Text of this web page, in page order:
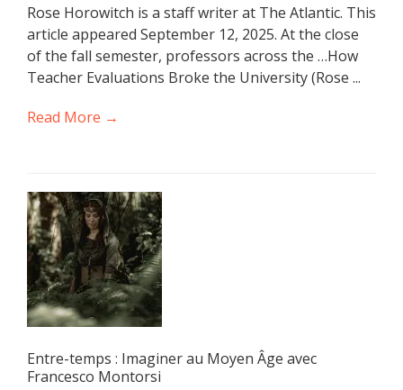
Rose Horowitch is a staff writer at The Atlantic. This
article appeared September 12, 2025. At the close
of the fall semester, professors across the …How
Teacher Evaluations Broke the University (Rose ...
Read More →
Entre-temps : Imaginer au Moyen Âge avec
Francesco Montorsi